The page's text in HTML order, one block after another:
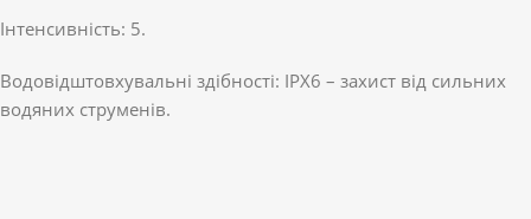
Інтенсивність: 5.
Водовідштовхувальні здібності: IPX6 – захист від сильних
водяних струменів.